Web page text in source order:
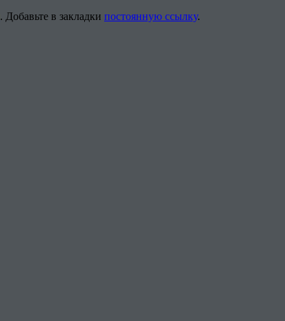
. Добавьте в закладки постоянную ссылку.